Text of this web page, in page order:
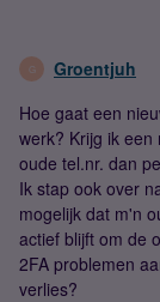
G Groentjuh
Hoe gaat een
werk? Krijg ik
oude tel.nr. dan
Ik stap ook over
mogelijk dat m'n
actief blijft om de
2FA problemen
verlies?